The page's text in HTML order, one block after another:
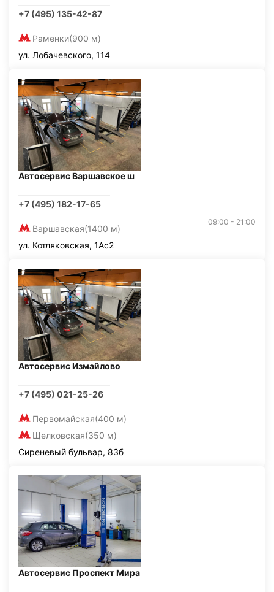
+7 (495) 135-42-87
Раменки(900 м)
ул. Лобачевского, 114
Автосервис Варшавское ш
+7 (495) 182-17-65
Варшавская(1400 м)
09:00 - 21:00
ул. Котляковская, 1Ас2
Автосервис Измайлово
+7 (495) 021-25-26
Первомайская(400 м)
Щелковская(350 м)
Сиреневый бульвар, 83б
Автосервис Проспект Мира